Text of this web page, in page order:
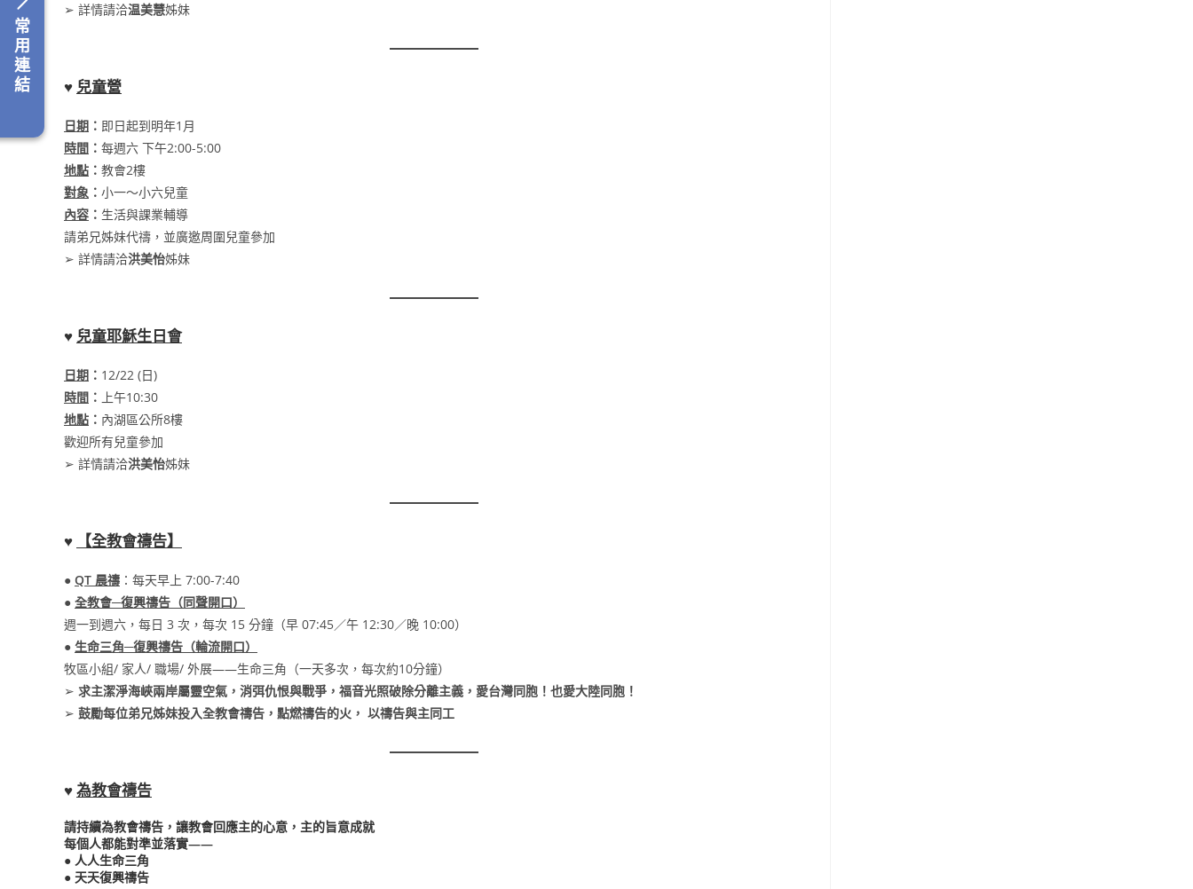
➢ 詳情請洽温美慧姊妹
♥兒童營
日期 ： 即日起到明年1月
時間 ： 每週六 下午2:00-5:00
地點 ： 教會2樓
對象 ： 小一～小六兒童
內容 ： 生活與課業輔導
請弟兄姊妹代禱，並廣邀周圍兒童參加
➢ 詳情請洽洪美怡姊妹
♥兒童耶穌生日會
日期 ： 12/22 (日)
時間 ： 上午10:30
地點 ： 內湖區公所8樓
歡迎所有兒童參加
➢ 詳情請洽洪美怡姊妹
♥ 【全教會禱告】
● QT 晨禱 ：每天早上 7:00-7:40
● 全教會─復興禱告（同聲開口）
週一到週六，每日 3 次，每次 15 分鐘（早 07:45／午 12:30／晚 10:00）
● 生命三角─復興禱告（輪流開口）
牧區小組/ 家人/ 職場/ 外展——生命三角（一天多次，每次約10分鐘）
➢ 求主潔淨海峽兩岸屬靈空氣，消弭仇恨與戰爭，福音光照破除分離主義，愛台灣同胞！也愛大陸同胞！
➢ 鼓勵每位弟兄姊妹投入全教會禱告， 點燃禱告的火， 以禱告與主同工
♥為教會禱告
請持續為教會禱告，讓教會回應主的心意，主的旨意成就
每個人都能對準並落實——
● 人人生命三角
● 天天復興禱告
常
用
連
結